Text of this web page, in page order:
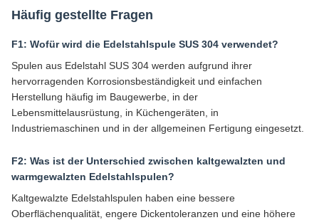
Häufig gestellte Fragen
F1: Wofür wird die Edelstahlspule SUS 304 verwendet?
Spulen aus Edelstahl SUS 304 werden aufgrund ihrer
hervorragenden Korrosionsbeständigkeit und einfachen
Herstellung häufig im Baugewerbe, in der
Lebensmittelausrüstung, in Küchengeräten, in
Industriemaschinen und in der allgemeinen Fertigung eingesetzt.
F2: Was ist der Unterschied zwischen kaltgewalzten und
warmgewalzten Edelstahlspulen?
Kaltgewalzte Edelstahlspulen haben eine bessere
Oberflächenqualität, engere Dickentoleranzen und eine höhere